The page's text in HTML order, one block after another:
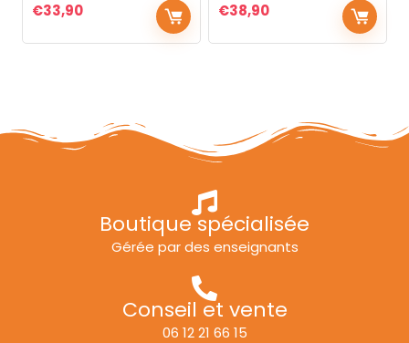
€33,90 €38,90
Boutique spécialisée
Gérée par des enseignants
Conseil et vente
06 12 21 66 15